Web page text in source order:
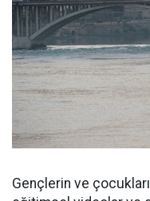
Gençlerin ve